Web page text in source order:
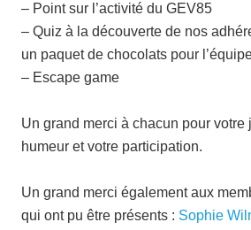
– Point sur l’activité du GEV85
– Quiz à la découverte de nos
un paquet de chocolats pour
– Escape game
Un grand merci à chacun pour votre
humeur et votre participation.
Un grand merci également aux
qui ont pu être présents : Sophie